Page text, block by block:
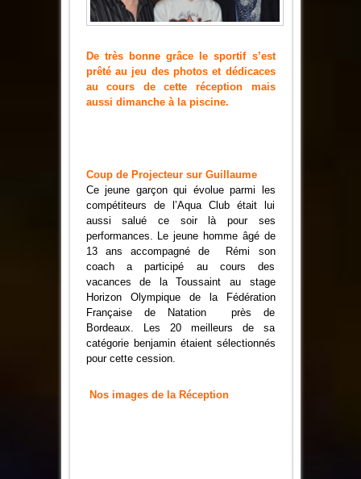
De très bonne grâce le sportif s’est
prêté au jeu des photos et dédicaces
au cours de cette réception mais
aussi dimanche à la piscine.
Coup de Projecteur sur Guillaume
Ce jeune garçon qui évolue parmi les
compétiteurs de l’Aqua Club était lui
aussi salué ce soir là pour ses
performances. Le jeune homme âgé de
13 ans accompagné de Rémi son
coach a participé au cours des
vacances de la Toussaint au stage
Horizon Olympique de la Fédération
Française de Natation près de
Bordeaux. Les 20 meilleurs de sa
catégorie benjamin étaient sélectionnés
pour cette cession.
Nos images de la Réception